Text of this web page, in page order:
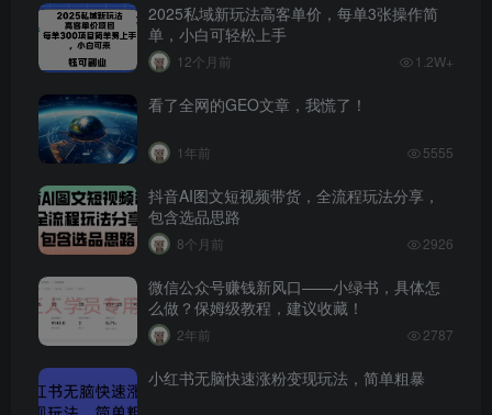
2025私域新玩法高客单价，每单3张操作简
单，小白可轻松上手
12个月前 1.2W+
看了全网的GEO文章，我慌了！
1年前 5555
抖音AI图文短视频带货，全流程玩法分享，
包含选品思路
8个月前 2926
微信公众号赚钱新风口——小绿书，具体怎
么做？保姆级教程，建议收藏！
2年前 2787
小红书无脑快速涨粉变现玩法，简单粗暴